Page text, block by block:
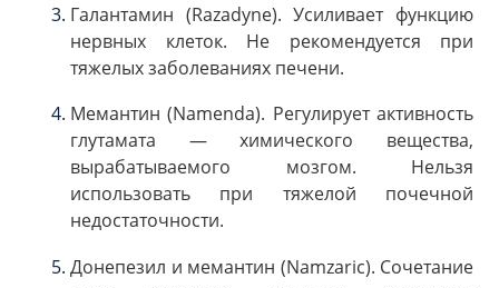
Галантамин (Razadyne). Усиливает функцию
нервных клеток. Не рекомендуется при
тяжелых заболеваниях печени.
Мемантин (Namenda). Регулирует активность
глутамата — химического вещества,
вырабатываемого мозгом. Нельзя
использовать при тяжелой почечной
недостаточности.
Донепезил и мемантин (Namzaric). Сочетание